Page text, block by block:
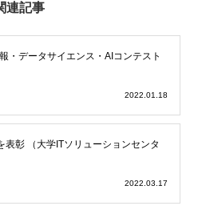
連記事
・データサイエンス・AIコンテスト
2022.01.18
彰 （大学ITソリューションセンタ
2022.03.17